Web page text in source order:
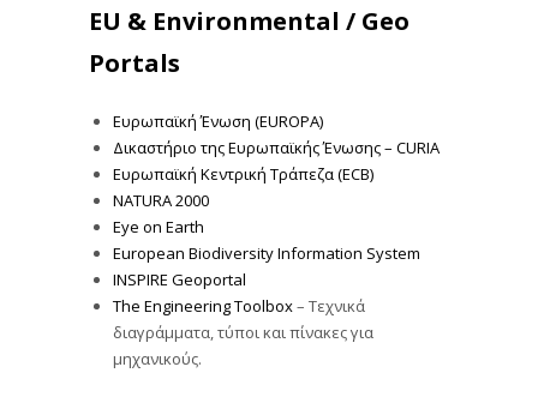
EU & Environmental / Geo
Portals
Ευρωπαϊκή Ένωση (EUROPA)
Δικαστήριο της Ευρωπαϊκής Ένωσης – CURIA
Ευρωπαϊκή Κεντρική Τράπεζα (ECB)
NATURA 2000
Eye on Earth
European Biodiversity Information System
INSPIRE Geoportal
The Engineering Toolbox– Τεχνικά
διαγράμματα, τύποι και πίνακες για
μηχανικούς.